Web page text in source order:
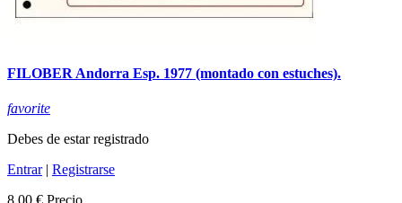
FILOBER Andorra Esp. 1977 (montado con estuches).
favorite
Debes de estar registrado
Entrar| Registrarse
8,00 € Precio